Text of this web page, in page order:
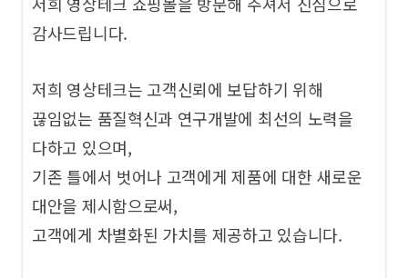
감사드립니다.
저희 영상테크는 고객신뢰에 보답하기 위해
끊임없는 품질혁신과 연구개발에 최선의 노력을
다하고 있으며,
기존 틀에서 벗어나 고객에게 제품에 대한 새로운
대안을 제시함으로써,
고객에게 차별화된 가치를 제공하고 있습니다.